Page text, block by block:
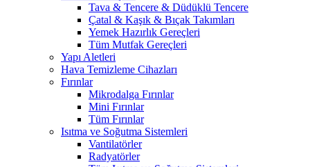
Tava & Tencere & Düdüklü Tencere
Çatal & Kaşık & Bıçak Takımları
Yemek Hazırlık Gereçleri
Tüm Mutfak Gereçleri
Yapı Aletleri
Hava Temizleme Cihazları
Fırınlar
Mikrodalga Fırınlar
Mini Fırınlar
Tüm Fırınlar
Isıtma ve Soğutma Sistemleri
Vantilatörler
Radyatörler